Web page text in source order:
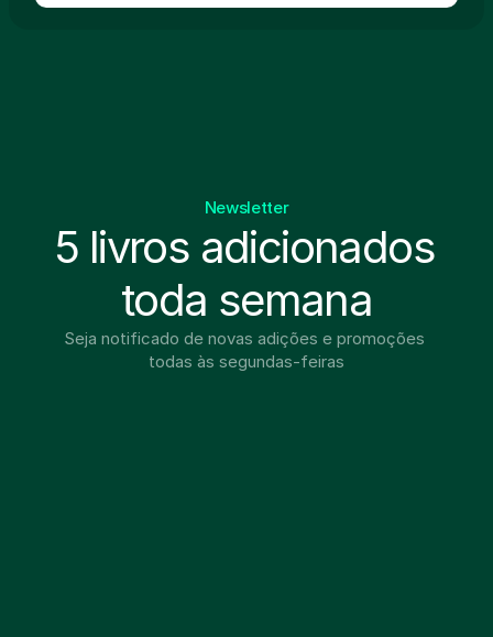
Newsletter
5 livros adicionados
toda semana
Seja notificado de novas adições e promoções
todas às segundas-feiras